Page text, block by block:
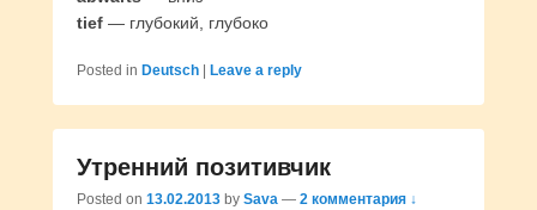
tief — глубокий, глубоко
Posted in Deutsch Leave a reply
Утренний позитивчик
Posted on 13.02.2013 by Sava — 2 комментария ↓